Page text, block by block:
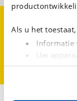
Als u het
Informatie
Uw
Lees meer over
Cookievoorkeuren